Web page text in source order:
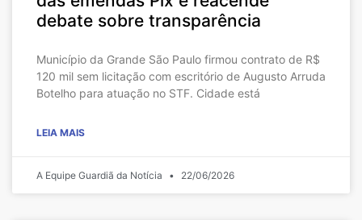
debate sobre transparência
Município da Grande São Paulo firmou contrato de R$
120 mil sem licitação com escritório de Augusto Arruda
Botelho para atuação no STF. Cidade está
LEIA MAIS
A Equipe Guardiã da Notícia 22/06/2026